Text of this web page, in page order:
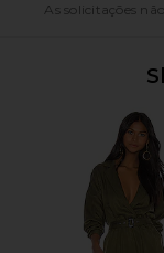
As solicitações